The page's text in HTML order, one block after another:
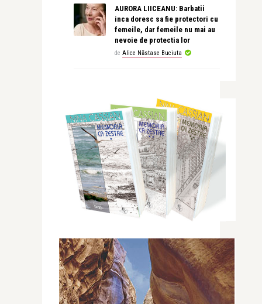
AURORA LIICEANU: Barbatii
inca doresc sa fie protectori cu
femeile, dar femeile nu mai au
nevoie de protectia lor
de Alice Năstase Buciuta